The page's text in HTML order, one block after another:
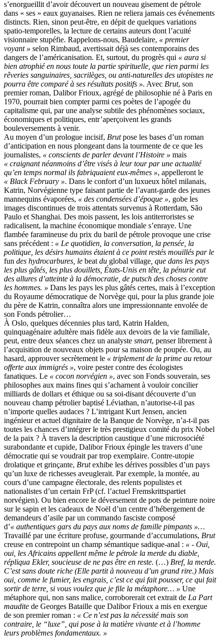
s’enorgueillit d’avoir découvert un nouveau gisement de pétrole
dans « ses » eaux guyanaises. Rien ne reliera jamais ces événements
distincts. Rien, sinon peut-être, en dépit de quelques variations
spatio-temporelles, la lecture de certains auteurs dont l’acuité
visionnaire stupéfie. Rappelons-nous, Baudelaire, « premier
voyant » selon Rimbaud, avertissait déjà ses contemporains des
dangers de l’américanisation. Et, surtout, du progrès qui « aura si
bien atrophié en nous toute la partie spirituelle, que rien parmi les
rêveries sanguinaires, sacrilèges, ou anti-naturelles des utopistes ne
pourra être comparé à ses résultats positifs ». Avec Brut, son
premier roman, Dalibor Frioux, agrégé de philosophie né à Paris en
1970, pourrait bien compter parmi ces poètes de l’apogée du
capitalisme qui, par une analyse subtile des phénomènes sociaux,
économiques et politiques, entr’aperçoivent les grands
bouleversements à venir.
Au moyen d’un prologue incisif, Brutpose les bases d’un roman
d’anticipation en nous plongeant dans la tourmente de ce que les
journalistes, « conscients de parler devant l’Histoire » mais
« craignant néanmoins d’être visés à leur tour par une actualité
qu’en temps normal ils fabriquaient eux-mêmes », appelleront le
« Black February ». Dans le confort d’un luxueux hôtel milanais,
Katrin, Norvégienne type faisant partie de l’avant-garde des jeunes
mannequins évaporées, « des condensées d’époque », gobe les
images discontinues de trois attentats survenus à Rotterdam, São
Paulo et Shanghai. Des mois passent, les lois antiterroristes se
radicalisent, la machine économique mondiale s’enraye. Une
flambée faramineuse du prix du baril de pétrole provoque une crise
sans précédent : « Le quotidien, la conversation, la pensée, la
politique, les désirs humains étaient à ce point restés mouillés par le
fun des hydrocarbures, le beatdu global village, que dans les pays
les plus gâtés, les plus douillets, États-Unis en tête, la pénurie eut
des allures d’atteinte à la démocratie, de putsch des choses contre
les hommes. » Dans les pays les plus gâtés certes, mais à l’exception
du Royaume démocratique de Norvège qui, pour la plus grande joie
du père de Katrin, connaîtra alors une impressionnante envolée de
son Fonds pétrolier…
À Oslo, quelques décennies plus tard, Katrin Halden,
quinquagénaire adultère mais fidèle aux devoirs de la vie familiale,
peut, entre deux séances chez un analyste smart, penser librement à
l’acquisition de nouveaux objets pour sa maison de poupée. Ou, au
hasard, approuver secrètement le « triplement de la prime au retour
offerte aux immigrés », voire pester contre des écologistes
fanatiques. Le « cocon norvégien », avec son Fonds souverain, ses
philosophes aux mains fines qui s’acharnent à vouloir concilier
milliards de dollars et éthique ou sa soi-disant découverte d’un
nouveau champ pétrolier baptisé Léviathan, n’autorise-t-il pas
n’importe quelles audaces ? L’intrigant Kurt Jensen, ancien
ingénieur et actuel dignitaire de la Banque de Norvège, n’a-t-il pas
toutes les chances d’intégrer le très prestigieux comité du prix Nobel
de la paix ? À travers la description caustique d’une microsociété
surabondante et cupide, Dalibor Frioux épingle les travers d’une
démocratie qui se voudrait par trop exemplaire. Contre-utopie
drolatique et grinçante, Brutexhibe les dérives possibles d’un pays
qu’un luxe de richesses aveuglerait. Par exemple, la montée, au
cours d’une campagne électorale, des relents populistes et
nationalistes d’un certain FrP (cf. l’actuel Fremskrittspartiet
norvégien). Ou bien encore le déversement de pots de peinture noire
sur le sapin et les cadeaux de Noël d’un centre d’hébergement de
demandeurs d’asile par un commando fasciste composé
d’« authentiques gars du pays aux noms de famille pimpants »…
Travaillé par une écriture profuse, gourmande d’accumulations, Brut
creuse en contrepoint un champ sémantique sadique-anal : « - Oui,
oui, les Africains appellent même le pétrole la merde du diable,
répliqua Ekler, soucieuse de ne pas être en reste. (…) Bref, la merde.
C’est sans doute riche (Elle partit à nouveau d’un grand rire.) Mais
oui, comme le fumier, les engrais, c’est ce qui fait pousser, ce qui fait
sortir de terre, si vous voulez que je file la métaphore… » Une
métaphore qui, non sans malice, corroborerait cet extrait de La Part
maudite de Georges Bataille que Dalibor Frioux a mis en exergue
de son premier roman : « Ce n’est pas la nécessité mais son
contraire, le “luxe”, qui pose à la matière vivante et à l’homme
leurs problèmes fondamentaux. »